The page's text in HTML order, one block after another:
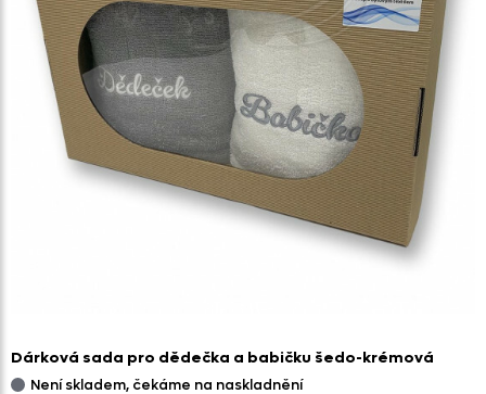
Dárková sada pro dědečka a babičku šedo-krémová
Není skladem, čekáme na naskladnění